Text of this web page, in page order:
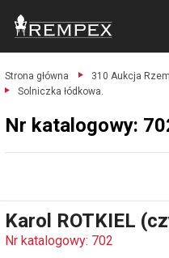
Strona główna
310 Aukcja
Solniczka łódkowa.
Nr katalogowy:
Karol ROTKIEL
Nr katalogowy: 702